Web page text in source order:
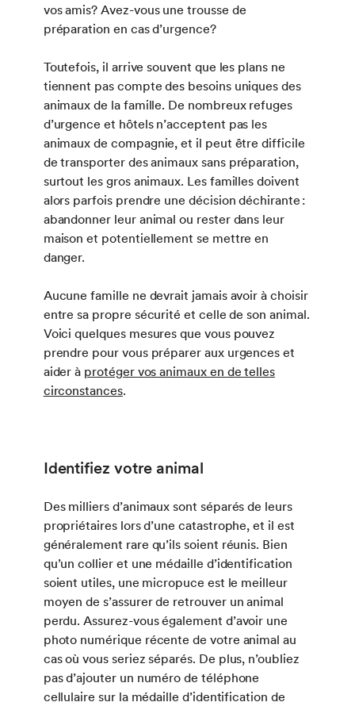
vos amis? Avez-vous une trousse de
préparation en cas d’urgence?
Toutefois, il arrive souvent que les plans ne
tiennent pas compte des besoins uniques des
animaux de la famille. De nombreux refuges
d’urgence et hôtels n’acceptent pas les
animaux de compagnie, et il peut être difficile
de transporter des animaux sans préparation,
surtout les gros animaux. Les familles doivent
alors parfois prendre une décision déchirante :
abandonner leur animal ou rester dans leur
maison et potentiellement se mettre en
danger.
Aucune famille ne devrait jamais avoir à choisir
entre sa propre sécurité et celle de son animal.
Voici quelques mesures que vous pouvez
prendre pour vous préparer aux urgences et
aider à protéger vos animaux en de telles
circonstances.
Identifiez votre animal
Des milliers d’animaux sont séparés de leurs
propriétaires lors d’une catastrophe, et il est
généralement rare qu’ils soient réunis. Bien
qu’un collier et une médaille d’identification
soient utiles, une micropuce est le meilleur
moyen de s’assurer de retrouver un animal
perdu. Assurez-vous également d’avoir une
photo numérique récente de votre animal au
cas où vous seriez séparés. De plus, n’oubliez
pas d’ajouter un numéro de téléphone
cellulaire sur la médaille d’identification de